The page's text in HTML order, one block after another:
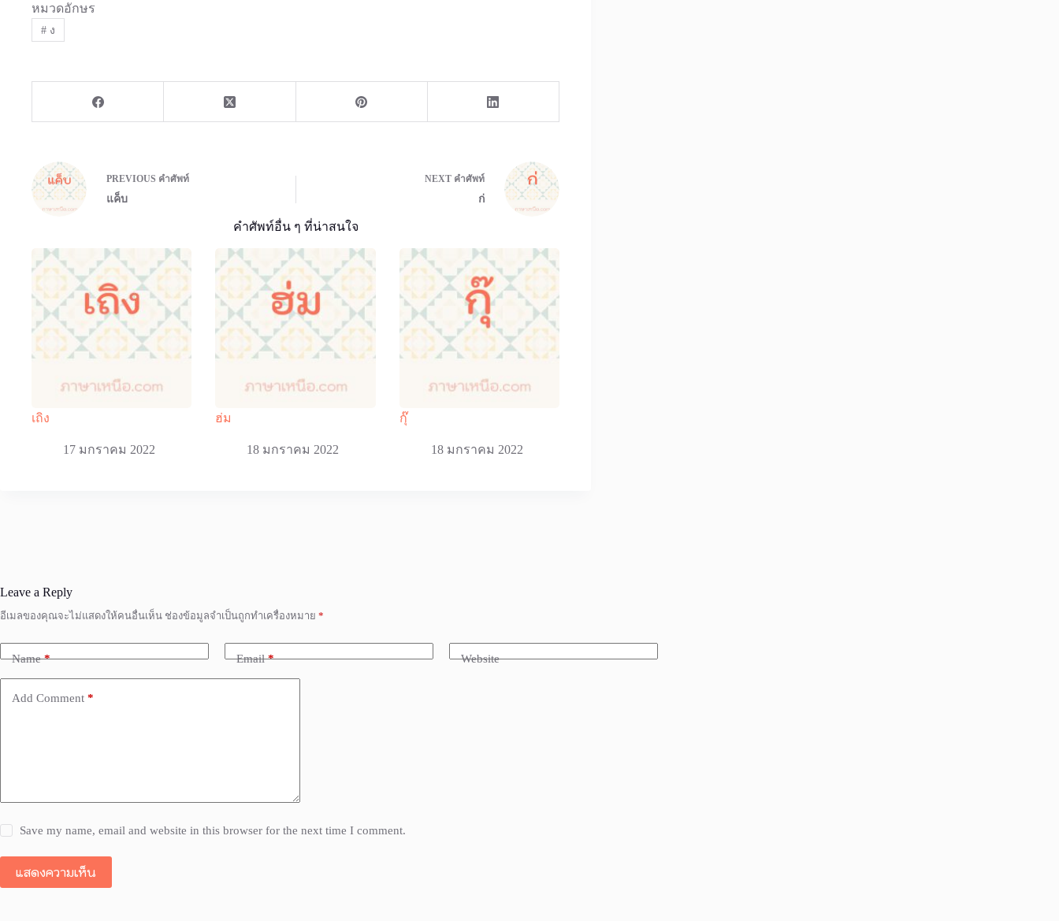
หมวดอักษร
#ง
PREVIOUS คำศัพท์
แค็บ
NEXT คำศัพท์
ก่
คำศัพท์อื่น ๆ ที่น่าสนใจ
เถิง
17 มกราคม 2022
ฮ่ม
18 มกราคม 2022
กุ๊
18 มกราคม 2022
Leave a Reply
อีเมลของคุณจะไม่แสดงให้คนอื่นเห็น ช่องข้อมูลจำเป็นถูกทำเครื่องหมาย *
Name* Email* Website
Add Comment *
Save my name, email and website in this browser for the next time I comment.
แสดงความเห็น